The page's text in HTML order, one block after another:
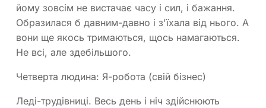
йому зовсім не вистачає часу і сил, і бажання.
Образилася б давним-давно і з'їхала від нього. А
вони ще якось тримаються, щось намагаються.
Не всі, але здебільшого.
Четверта людина: Я-робота (свій бізнес)
Леді-трудівниці. Весь день і ніч здійснюють